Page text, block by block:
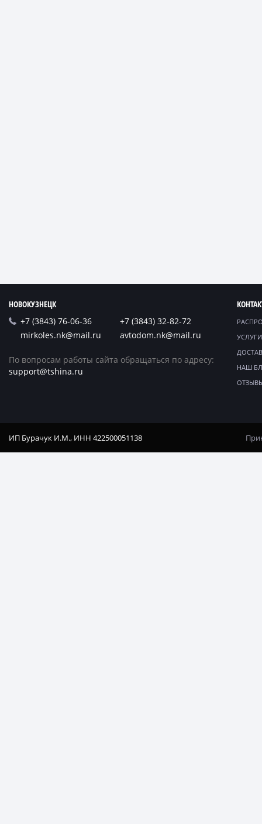
НОВОКУЗНЕЦК
+7 (3843) 76-06-36
+7 (3843) 32-82-72
mirkoles.nk@mail.ru
avtodom.nk@mail.ru
По вопросам работы сайта обращаться по адресу:
support@tshina.ru
НАШ
ИП Бурачук И.М., ИНН 422500051138